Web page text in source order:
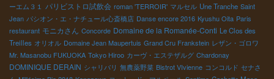
ーエム３１
パリビストロ試飲会 roman 'TERROIR' マルセル Une Tranche Saint
Jean パシオン・エ・ナチュール心斎橋店 Danse encore 2016 Kyushu Oita Paris
restaurant モニカさん Concorde Domaine de la Romanée-Conti Le Clos des
Treilles オリオル Domaine Jean Maupertuis Grand Cru Frankstein レザン・ゴロワ
Mr. Masanobu FUKUOKA Tokyo Hiroo カーヴ・エステザルグ Chardonay
DOMINIQUE DERAIN シャリバリ 無農薬野菜 Bistrot VIvienne コンコルド セナさ